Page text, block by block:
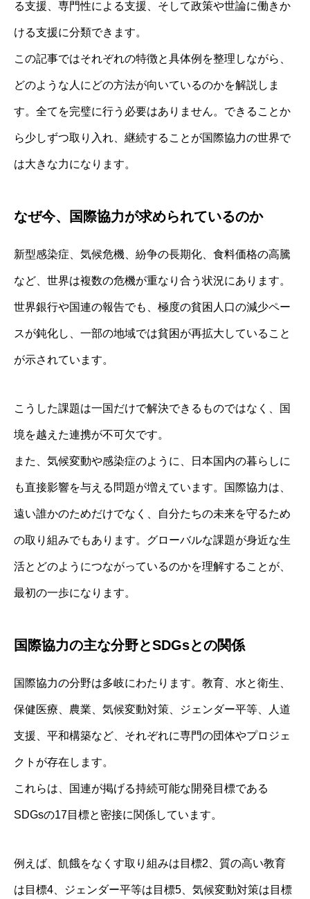
る支援、専門性による支援、そして政策や世論に働きか
ける支援に分類できます。
この記事ではそれぞれの特徴と具体例を整理しながら、
どのような人にどの方法が向いているのかを解説しま
す。全てを完璧に行う必要はありません。できることか
ら少しずつ取り入れ、継続することが国際協力の世界で
は大きな力になります。
なぜ今、国際協力が求められているのか
新型感染症、気候危機、紛争の長期化、食料価格の高騰
など、世界は複数の危機が重なり合う状況にあります。
世界銀行や国連の報告でも、極度の貧困人口の減少ペー
スが鈍化し、一部の地域では貧困が再拡大していること
が示されています。
こうした課題は一国だけで解決できるものではなく、国
境を越えた連携が不可欠です。
また、気候変動や感染症のように、日本国内の暮らしに
も直接影響を与える問題が増えています。国際協力は、
遠い誰かのためだけでなく、自分たちの未来を守るため
の取り組みでもあります。グローバルな課題が身近な生
活とどのようにつながっているのかを理解することが、
最初の一歩になります。
国際協力の主な分野とSDGsとの関係
国際協力の分野は多岐にわたります。教育、水と衛生、
保健医療、農業、気候変動対策、ジェンダー平等、人道
支援、平和構築など、それぞれに専門の団体やプロジェ
クトが存在します。
これらは、国連が掲げる持続可能な開発目標である
SDGsの17目標と密接に関係しています。
例えば、飢餓をなくす取り組みは目標2、質の高い教育
は目標4、ジェンダー平等は目標5、気候変動対策は目標